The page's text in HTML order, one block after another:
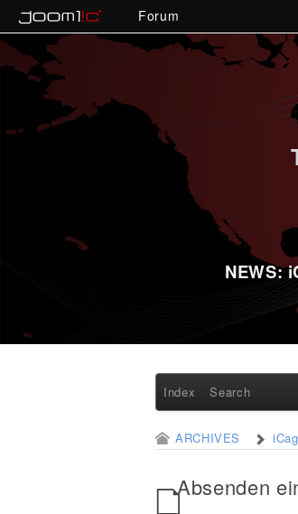
Forum
NEWS:
Index Search
ARCHIVES
Absenden